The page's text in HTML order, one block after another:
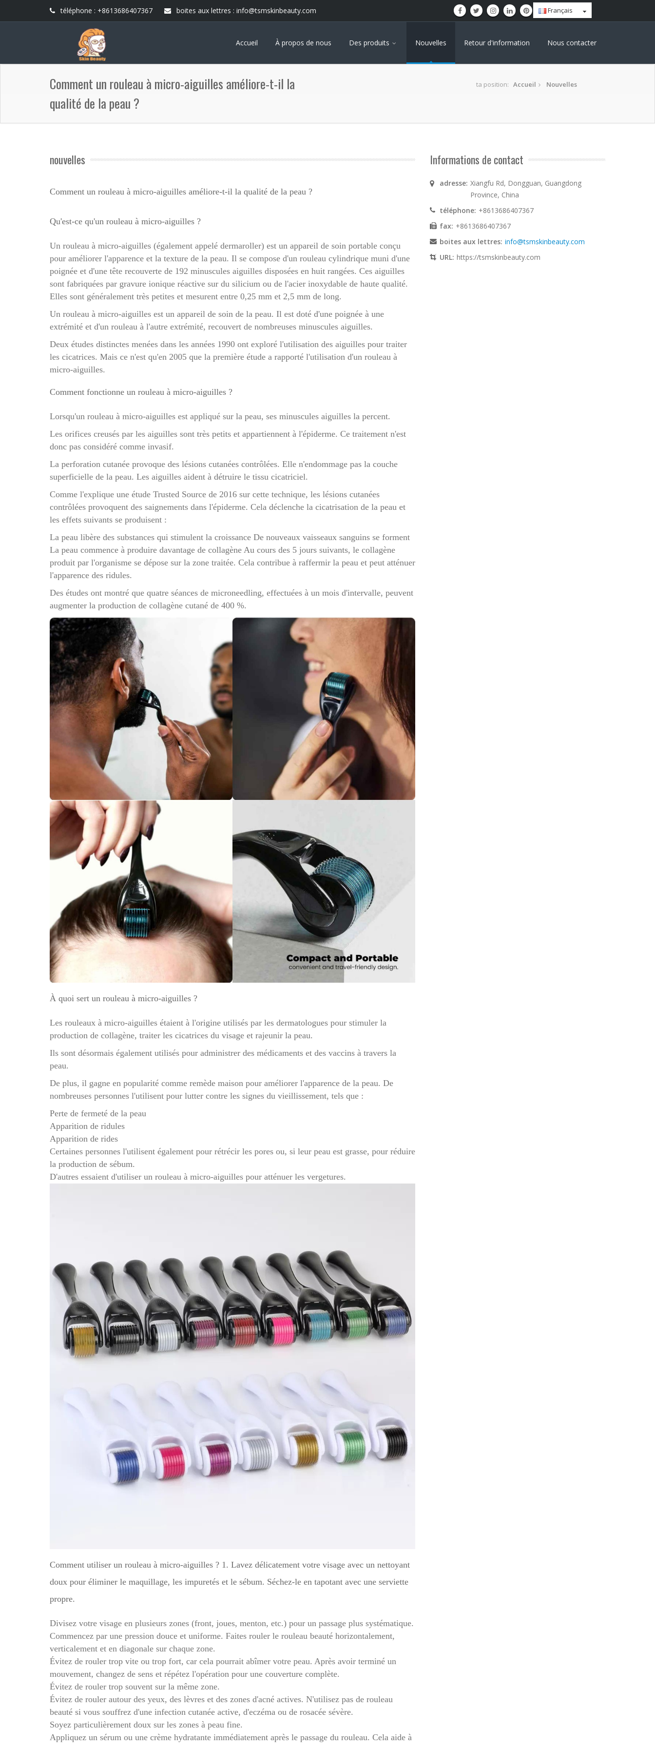
téléphone : +8613686407367 boites aux lettres : info@tsmskinbeauty.com Français
Accueil À propos de nous Des produits Nouvelles Retour d'information Nous contacter
Comment un rouleau à micro-aiguilles améliore-t-il la
qualité de la peau ?
ta position: Accueil Nouvelles
nouvelles
Comment un rouleau à micro-aiguilles améliore-t-il la qualité de la peau ?
Qu'est-ce qu'un rouleau à micro-aiguilles ?
Un rouleau à micro-aiguilles (également appelé dermaroller) est un appareil de soin portable conçu
pour améliorer l'apparence et la texture de la peau. Il se compose d'un rouleau cylindrique muni d'une
poignée et d'une tête recouverte de 192 minuscules aiguilles disposées en huit rangées. Ces aiguilles
sont fabriquées par gravure ionique réactive sur du silicium ou de l'acier inoxydable de haute qualité.
Elles sont généralement très petites et mesurent entre 0,25 mm et 2,5 mm de long.
Un rouleau à micro-aiguilles est un appareil de soin de la peau. Il est doté d'une poignée à une
extrémité et d'un rouleau à l'autre extrémité, recouvert de nombreuses minuscules aiguilles.
Deux études distinctes menées dans les années 1990 ont exploré l'utilisation des aiguilles pour traiter
les cicatrices. Mais ce n'est qu'en 2005 que la première étude a rapporté l'utilisation d'un rouleau à
micro-aiguilles.
Comment fonctionne un rouleau à micro-aiguilles ?
Lorsqu'un rouleau à micro-aiguilles est appliqué sur la peau, ses minuscules aiguilles la percent.
Les orifices creusés par les aiguilles sont très petits et appartiennent à l'épiderme. Ce traitement n'est
donc pas considéré comme invasif.
La perforation cutanée provoque des lésions cutanées contrôlées. Elle n'endommage pas la couche
superficielle de la peau. Les aiguilles aident à détruire le tissu cicatriciel.
Comme l'explique une étude Trusted Source de 2016 sur cette technique, les lésions cutanées
contrôlées provoquent des saignements dans l'épiderme. Cela déclenche la cicatrisation de la peau et
les effets suivants se produisent :
La peau libère des substances qui stimulent la croissance De nouveaux vaisseaux sanguins se forment
La peau commence à produire davantage de collagène Au cours des 5 jours suivants, le collagène
produit par l'organisme se dépose sur la zone traitée. Cela contribue à raffermir la peau et peut atténuer
l'apparence des ridules.
Des études ont montré que quatre séances de microneedling, effectuées à un mois d'intervalle, peuvent
augmenter la production de collagène cutané de 400 %.
À quoi sert un rouleau à micro-aiguilles ?
Les rouleaux à micro-aiguilles étaient à l'origine utilisés par les dermatologues pour stimuler la
production de collagène, traiter les cicatrices du visage et rajeunir la peau.
Ils sont désormais également utilisés pour administrer des médicaments et des vaccins à travers la
peau.
De plus, il gagne en popularité comme remède maison pour améliorer l'apparence de la peau. De
nombreuses personnes l'utilisent pour lutter contre les signes du vieillissement, tels que :
Perte de fermeté de la peau
Apparition de ridules
Apparition de rides
Certaines personnes l'utilisent également pour rétrécir les pores ou, si leur peau est grasse, pour réduire
la production de sébum.
D'autres essaient d'utiliser un rouleau à micro-aiguilles pour atténuer les vergetures.
Comment utiliser un rouleau à micro-aiguilles ? 1. Lavez délicatement votre visage avec un nettoyant
doux pour éliminer le maquillage, les impuretés et le sébum. Séchez-le en tapotant avec une serviette
propre.
Divisez votre visage en plusieurs zones (front, joues, menton, etc.) pour un passage plus systématique.
Commencez par une pression douce et uniforme. Faites rouler le rouleau beauté horizontalement,
verticalement et en diagonale sur chaque zone.
Évitez de rouler trop vite ou trop fort, car cela pourrait abîmer votre peau. Après avoir terminé un
mouvement, changez de sens et répétez l'opération pour une couverture complète.
Évitez de rouler trop souvent sur la même zone.
Évitez de rouler autour des yeux, des lèvres et des zones d'acné actives. N'utilisez pas de rouleau
beauté si vous souffrez d'une infection cutanée active, d'eczéma ou de rosacée sévère.
Soyez particulièrement doux sur les zones à peau fine.
Appliquez un sérum ou une crème hydratante immédiatement après le passage du rouleau. Cela aide à
Informations de contact
adresse: Xiangfu Rd, Dongguan, Guangdong
Province, China
téléphone: +8613686407367
fax: +8613686407367
boites aux lettres: info@tsmskinbeauty.com
URL: https://tsmskinbeauty.com